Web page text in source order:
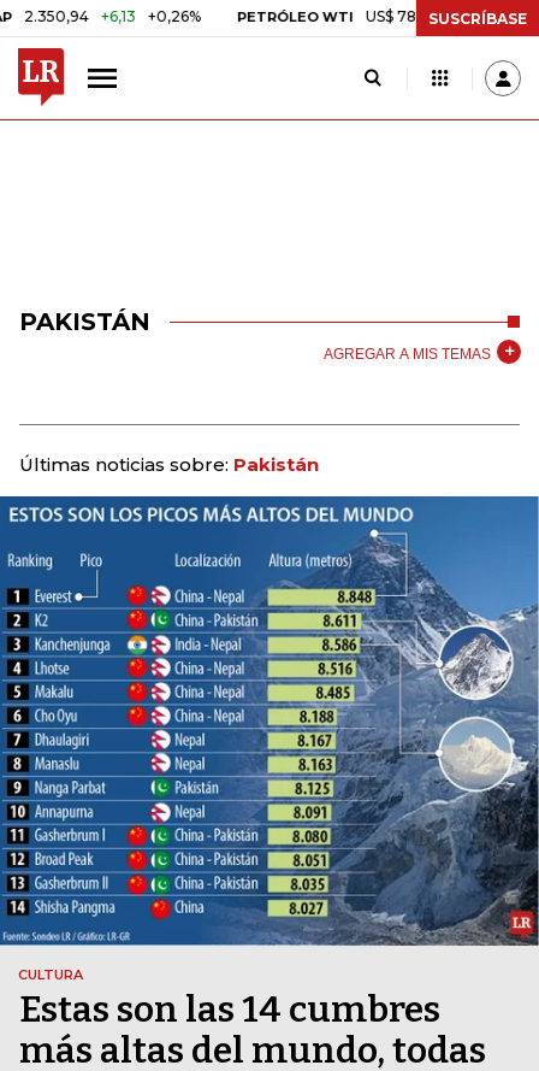
+6,13 +0,26% PETRÓLEO WTI US$ 78,01 US$ 2,92 +3,89%
SUSCRÍBASE
PAKISTÁN
AGREGAR A MIS TEMAS
Últimas noticias sobre: Pakistán
CULTURA
Estas son las 14 cumbres
más altas del mundo, todas